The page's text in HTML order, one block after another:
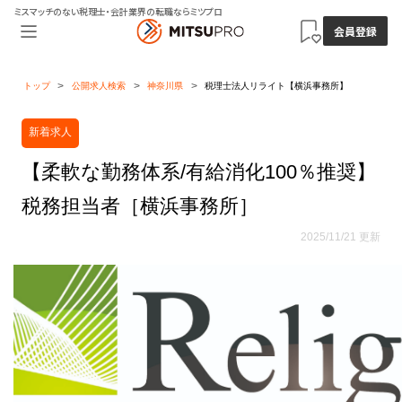
ミスマッチのない税理士・会計業界の転職ならミツプロ
会員登録
トップ 公開求人検索 神奈川県 税理士法人リライト【横浜事務所】
新着求人
【柔軟な勤務体系/有給消化100％推奨】
税務担当者［横浜事務所］
2025/11/21 更新